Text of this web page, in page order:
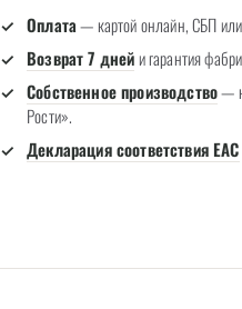
Оплата— картой онлайн, СБП
Возврат 7 днейи гарантия
Собственное производство—
Рости».
Декларация соответствия EAC